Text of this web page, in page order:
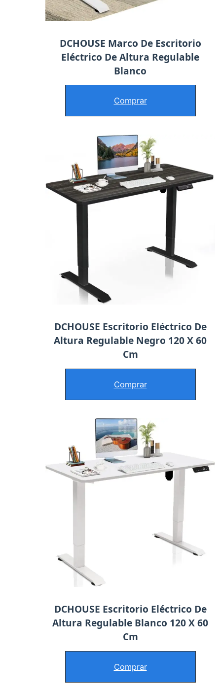
DCHOUSE Marco De Escritorio
Eléctrico De Altura Regulable
Blanco
Comprar
DCHOUSE Escritorio Eléctrico De
Altura Regulable Negro 120 X 60
Cm
Comprar
DCHOUSE Escritorio Eléctrico De
Altura Regulable Blanco 120 X 60
Cm
Comprar